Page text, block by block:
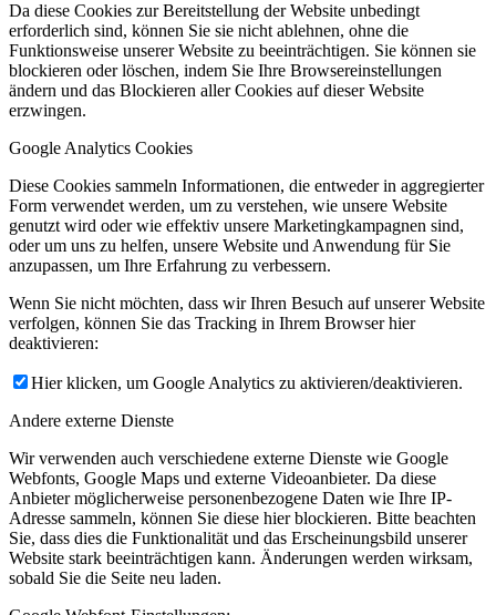
Da diese Cookies zur Bereitstellung der Website unbedingt
erforderlich sind, können Sie sie nicht ablehnen, ohne die
Funktionsweise unserer Website zu beeinträchtigen. Sie können sie
blockieren oder löschen, indem Sie Ihre Browsereinstellungen
ändern und das Blockieren aller Cookies auf dieser Website
erzwingen.
Google Analytics Cookies
Diese Cookies sammeln Informationen, die entweder in aggregierter
Form verwendet werden, um zu verstehen, wie unsere Website
genutzt wird oder wie effektiv unsere Marketingkampagnen sind,
oder um uns zu helfen, unsere Website und Anwendung für Sie
anzupassen, um Ihre Erfahrung zu verbessern.
Wenn Sie nicht möchten, dass wir Ihren Besuch auf unserer Website
verfolgen, können Sie das Tracking in Ihrem Browser hier
deaktivieren:
Hier klicken, um Google Analytics zu aktivieren/deaktivieren.
Andere externe Dienste
Wir verwenden auch verschiedene externe Dienste wie Google
Webfonts, Google Maps und externe Videoanbieter. Da diese
Anbieter möglicherweise personenbezogene Daten wie Ihre IP-
Adresse sammeln, können Sie diese hier blockieren. Bitte beachten
Sie, dass dies die Funktionalität und das Erscheinungsbild unserer
Website stark beeinträchtigen kann. Änderungen werden wirksam,
sobald Sie die Seite neu laden.